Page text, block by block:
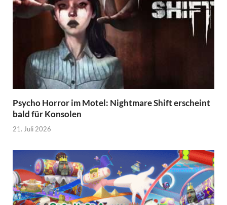
Psycho Horror im Motel: Nightmare Shift erscheint
bald für Konsolen
21. Juli 2026